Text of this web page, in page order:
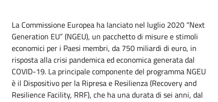
La Commissione Europea ha lanciato nel luglio 2020 “Next
Generation EU” (NGEU), un pacchetto di misure e stimoli
economici per i Paesi membri, da 750 miliardi di euro, in
risposta alla crisi pandemica ed economica generata dal
COVID-19. La principale componente del programma NGEU
è il Dispositivo per la Ripresa e Resilienza (Recovery and
Resilience Facility, RRF), che ha una durata di sei anni, dal